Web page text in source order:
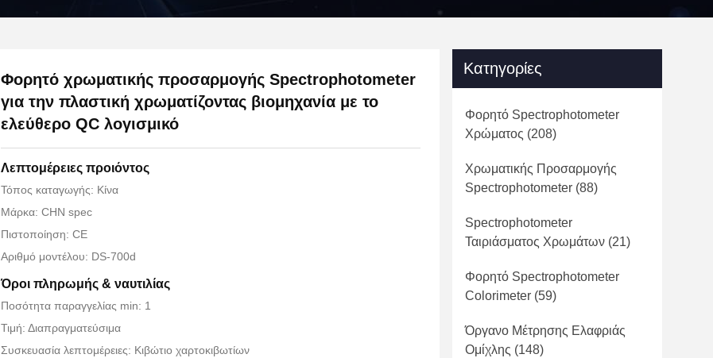
Φορητό χρωματικής προσαρμογής Spectrophotometer
για την πλαστική χρωματίζοντας βιομηχανία με το
ελεύθερο QC λογισμικό
Λεπτομέρειες προιόντος
Τόπος καταγωγής: Κίνα
Μάρκα: CHN spec
Πιστοποίηση: CE
Αριθμό μοντέλου: DS-700d
Όροι πληρωμής & ναυτιλίας
Ποσότητα παραγγελίας min: 1
Τιμή: Διαπραγματεύσιμα
Συσκευασία λεπτομέρειες: Κιβώτιο χαρτοκιβωτίων
Κατηγορίες
Φορητό Spectrophotometer
Χρώματος (208)
Χρωματικής Προσαρμογής
Spectrophotometer (88)
Spectrophotometer
Ταιριάσματος Χρωμάτων (21)
Φορητό Spectrophotometer
Colorimeter (59)
Όργανο Μέτρησης Ελαφριάς
Ομίχλης (148)